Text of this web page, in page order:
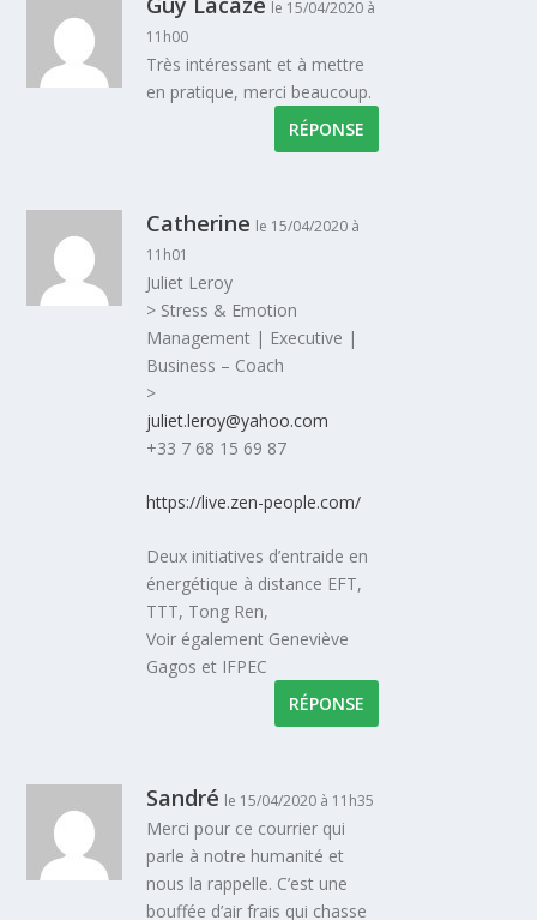
le 15/04/2020 à
11h00
Très intéressant et à mettre
en pratique, merci beaucoup.
RÉPONSE
Catherine le 15/04/2020 à
11h01
Juliet Leroy
> Stress & Emotion
Management | Executive |
Business – Coach
>
juliet.leroy@yahoo.com
+33 7 68 15 69 87
https://live.zen-people.com/
Deux initiatives d’entraide en
énergétique à distance EFT,
TTT, Tong Ren,
Voir également Geneviève
Gagos et IFPEC
RÉPONSE
Sandré le 15/04/2020 à 11h35
Merci pour ce courrier qui
parle à notre humanité et
nous la rappelle. C’est une
bouffée d’air frais qui chasse